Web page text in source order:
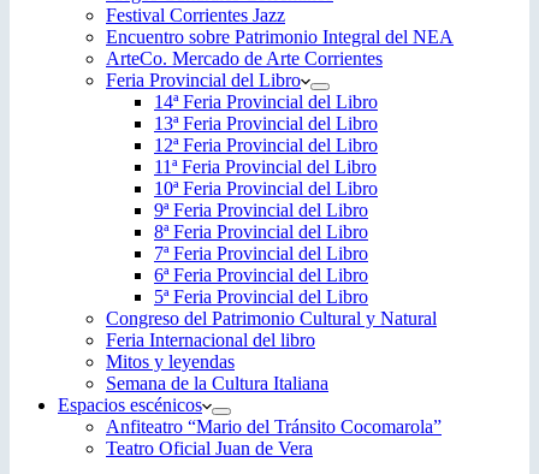
Festival Corrientes Jazz
Encuentro sobre Patrimonio Integral del NEA
ArteCo. Mercado de Arte Corrientes
Feria Provincial del Libro
14ª Feria Provincial del Libro
13ª Feria Provincial del Libro
12ª Feria Provincial del Libro
11ª Feria Provincial del Libro
10ª Feria Provincial del Libro
9ª Feria Provincial del Libro
8ª Feria Provincial del Libro
7ª Feria Provincial del Libro
6ª Feria Provincial del Libro
5ª Feria Provincial del Libro
Congreso del Patrimonio Cultural y Natural
Feria Internacional del libro
Mitos y leyendas
Semana de la Cultura Italiana
Espacios escénicos
Anfiteatro “Mario del Tránsito Cocomarola”
Teatro Oficial Juan de Vera